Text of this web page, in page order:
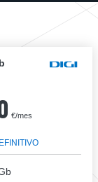
€/mes